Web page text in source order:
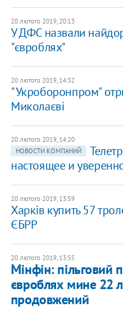
20 лютого 2019, 20:13
У ДФС назвали
"євроблях"
20 лютого 2019, 14:32
"Укроборонпром"
Миколаєві
20 лютого 2019, 14:20
НОВОСТИ КОМПАНИЙ
настоящее и
20 лютого 2019, 13:59
Харків купить 57
ЄБРР
20 лютого 2019, 13:55
Мінфін: пільговий
євроблях мине 22
продовжений